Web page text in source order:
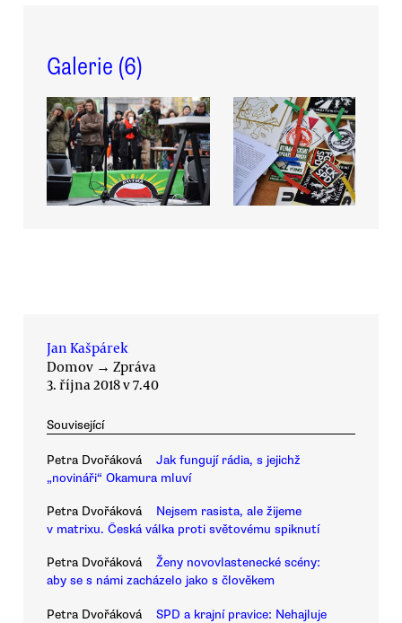
Galerie (6)
Jan Kašpárek
Domov → Zpráva
3. října 2018 v 7.40
Související
Petra Dvořáková
Jak fungují rádia, s jejichž
„novináři“ Okamura mluví
Petra Dvořáková
Nejsem rasista, ale žijeme
v matrixu. Česká válka proti světovému spiknutí
Petra Dvořáková
Ženy novovlastenecké scény:
aby se s námi zacházelo jako s člověkem
Petra Dvořáková
SPD a krajní pravice: Nehajluje